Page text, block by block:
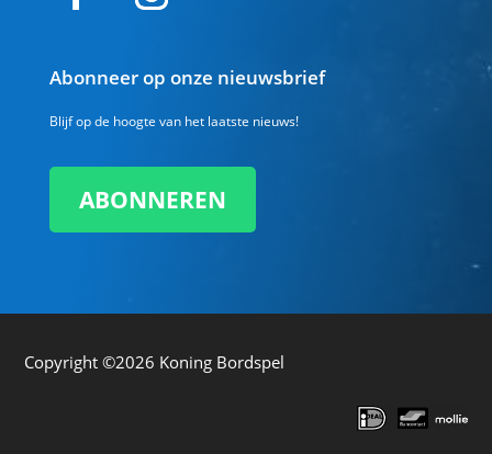
Abonneer op onze nieuwsbrief
Blijf op de hoogte van het laatste nieuws!
ABONNEREN
Copyright ©2026 Koning Bordspel